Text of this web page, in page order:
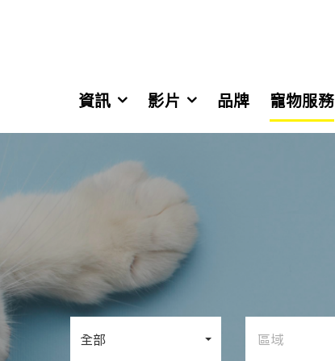
資訊 影片 品牌 寵物服務
全部 區域